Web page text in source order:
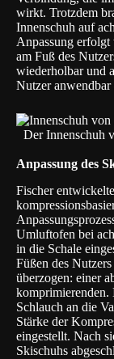
wirkt. Trotzdem
Innenschuh auf
Anpassung
am Fuß des
wiederholbar und
Nutzer anwendbar
Der Innenschuh
Anpassung des
Fischer
Umluftofen bei
in die Schale
Füßen des
überzogen: einer
Schlauch an die
Stärke der
eingestellt. Nach
Skischuhs